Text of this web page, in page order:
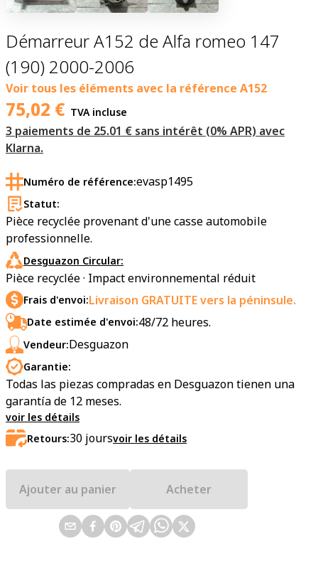
Démarreur A152 de Alfa romeo 147
(190) 2000-2006
Voir tous les éléments avec la référence A152
75,02 € TVA incluse
3 paiements de 25.01 € sans intérêt (0% APR) avec
Klarna.
Numéro de référence:evasp1495
Statut:
Pièce recyclée provenant d'une casse automobile
professionnelle.
Desguazon Circular:
Pièce recyclée · Impact environnemental réduit
Frais d'envoi:Livraison GRATUITE vers la péninsule.
Date estimée d'envoi:48/72 heures.
Vendeur:Desguazon
Garantie:
Todas las piezas compradas en Desguazon tienen una
garantía de 12 meses.
voir les détails
Retours:30 joursvoir les détails
Ajouter au panier Acheter